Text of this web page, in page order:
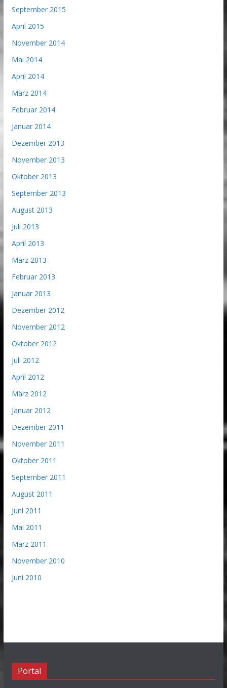
September 2015
April 2015
November 2014
Mai 2014
April 2014
März 2014
Februar 2014
Januar 2014
Dezember 2013
November 2013
Oktober 2013
September 2013
August 2013
Juli 2013
April 2013
März 2013
Februar 2013
Januar 2013
Dezember 2012
November 2012
Oktober 2012
Juli 2012
April 2012
März 2012
Januar 2012
Dezember 2011
November 2011
Oktober 2011
September 2011
August 2011
Juni 2011
Mai 2011
März 2011
November 2010
Juni 2010
Portal